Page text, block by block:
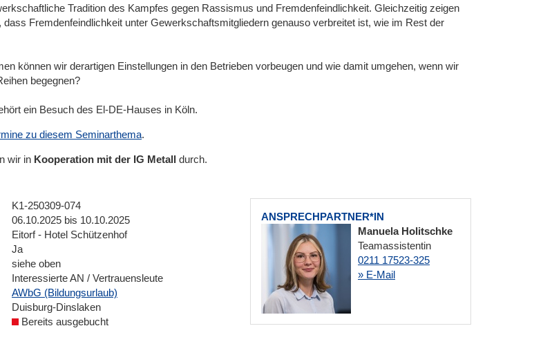
Tradition des Kampfes gegen Rassismus und Fremdenfeindlichkeit. Gleichzeitig zeigen
dass Fremdenfeindlichkeit unter Gewerkschaftsmitgliedern genauso verbreitet ist, wie im Rest der
können wir derartigen Einstellungen in den Betrieben vorbeugen und wie damit umgehen, wenn wir
begegnen?
ein Besuch des El-DE-Hauses in Köln.
zu diesem Seminarthema.
wir in Kooperation mit der IG Metall durch.
ANSPRECHPARTNER*IN
Manuela Holitschke
Teamassistentin
0211 17523-325
» E-Mail
K1-250309-074
06.10.2025 bis 10.10.2025
Eitorf - Hotel Schützenhof
Ja
siehe oben
Interessierte AN / Vertrauensleute
AWbG (Bildungsurlaub)
Duisburg-Dinslaken
Bereits ausgebucht